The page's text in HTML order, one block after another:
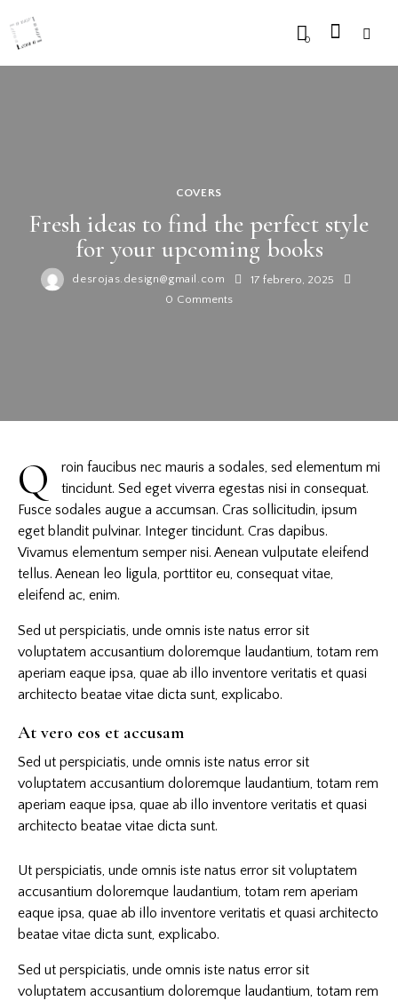
0
COVERS
Fresh ideas to find the perfect style
for your upcoming books
desrojas.design@gmail.com
17 febrero, 2025
0 Comments
Q
roin faucibus nec mauris a sodales, sed elementum mi
tincidunt. Sed eget viverra egestas nisi in consequat.
Fusce sodales augue a accumsan. Cras sollicitudin, ipsum
eget blandit pulvinar. Integer tincidunt. Cras dapibus.
Vivamus elementum semper nisi. Aenean vulputate eleifend
tellus. Aenean leo ligula, porttitor eu, consequat vitae,
eleifend ac, enim.
Sed ut perspiciatis, unde omnis iste natus error sit
voluptatem accusantium doloremque laudantium, totam rem
aperiam eaque ipsa, quae ab illo inventore veritatis et quasi
architecto beatae vitae dicta sunt, explicabo.
At vero eos et accusam
Sed ut perspiciatis, unde omnis iste natus error sit
voluptatem accusantium doloremque laudantium, totam rem
aperiam eaque ipsa, quae ab illo inventore veritatis et quasi
architecto beatae vitae dicta sunt.
Ut perspiciatis, unde omnis iste natus error sit voluptatem
accusantium doloremque laudantium, totam rem aperiam
eaque ipsa, quae ab illo inventore veritatis et quasi architecto
beatae vitae dicta sunt, explicabo.
Sed ut perspiciatis, unde omnis iste natus error sit
voluptatem accusantium doloremque laudantium, totam rem